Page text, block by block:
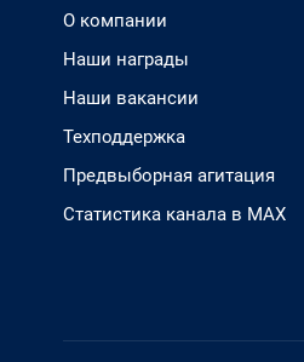
О компании
Наши награды
Наши вакансии
Техподдержка
Предвыборная агитация
Статистика канала в MAX